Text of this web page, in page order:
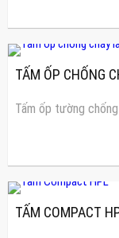
TẤM ỐP CHỐNG
Tấm ốp tường
TẤM COMPACT